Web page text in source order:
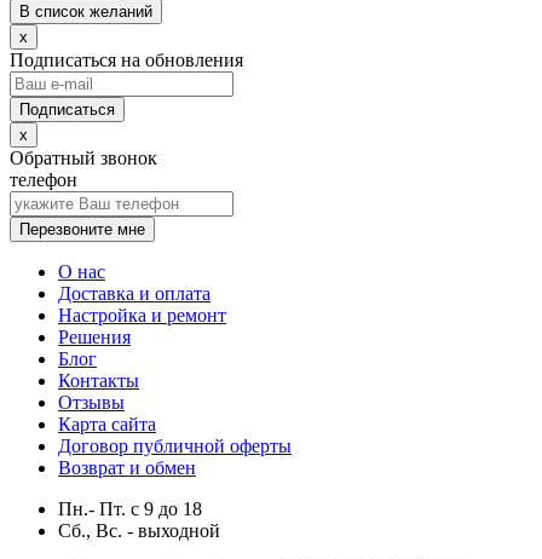
В список желаний
x
Подписаться на обновления
x
Обратный звонок
телефон
Перезвоните мне
О нас
Доставка и оплата
Настройка и ремонт
Решения
Блог
Контакты
Отзывы
Карта сайта
Договор публичной оферты
Возврат и обмен
Пн.- Пт. с 9 до 18
Сб., Вс. - выходной